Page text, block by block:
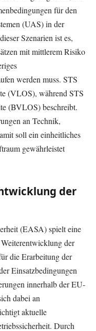
für den
(UAS) in der
Szenarien ist es,
mit mittlerem Risiko
werden muss. STS
(VLOS), während STS
(BVLOS) beschreibt.
an Technik,
soll ein einheitliches
gewährleistet
der
(EASA) spielt eine
der
die Erarbeitung der
Einsatzbedingungen
innerhalb der EU-
dabei an
aktuelle
Durch